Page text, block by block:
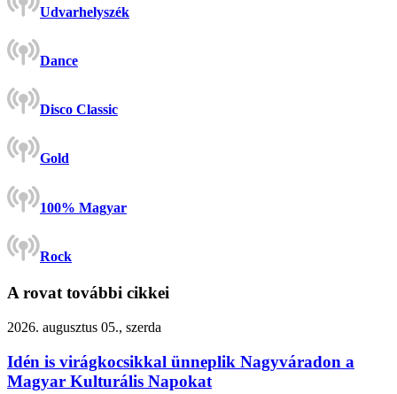
Udvarhelyszék
Dance
Disco Classic
Gold
100% Magyar
Rock
A rovat további cikkei
2026. augusztus 05., szerda
Idén is virágkocsikkal ünneplik Nagyváradon a
Magyar Kulturális Napokat